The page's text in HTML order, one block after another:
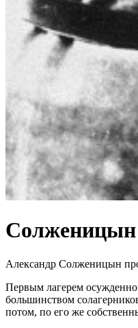
Солженицын
Александр Солженицын
Первым лагерем
большинством
потом, по его же